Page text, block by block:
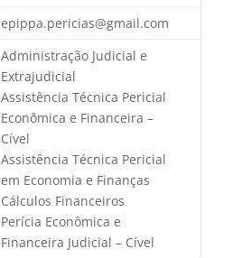
epippa.pericias@gmail.com
Administração Judicial e
Extrajudicial
Assistência Técnica Pericial
Econômica e Financeira –
Cível
Assistência Técnica Pericial
em Economia e Finanças
Cálculos Financeiros
Perícia Econômica e
Financeira Judicial – Cível